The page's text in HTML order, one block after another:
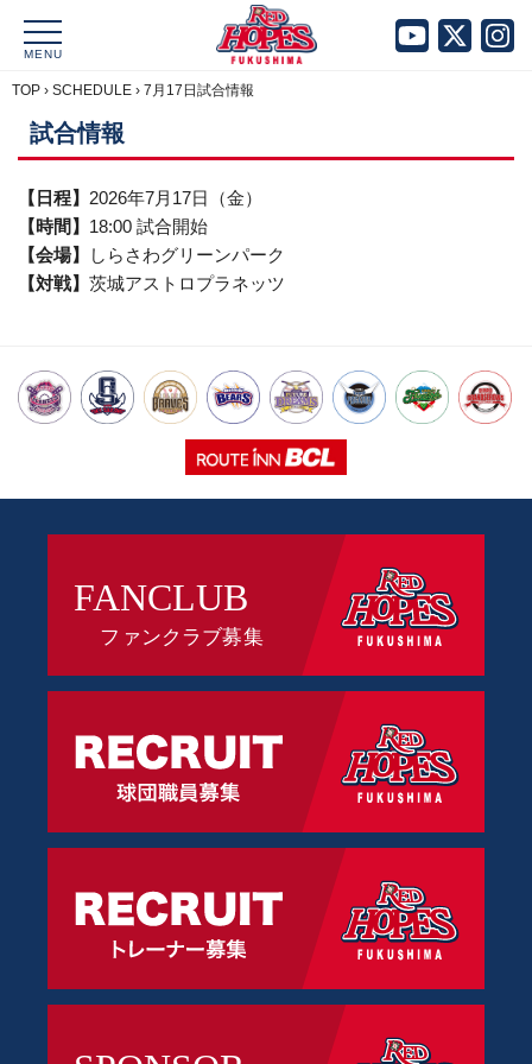
MENU
TOP › SCHEDULE › 7月17日試合情報
試合情報
【日程】 2026年7月17日（金）
【時間】 18:00 試合開始
【会場】
しらさわグリーンパーク
【対戦】 茨城アストロプラネッツ